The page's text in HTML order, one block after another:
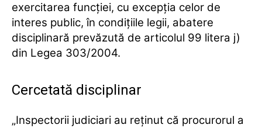
exercitarea funcţiei, cu excepţia celor de
interes public, în condiţiile legii, abatere
disciplinară prevăzută de articolul 99 litera j)
din Legea 303/2004.
Cercetată disciplinar
„Inspectorii judiciari au reţinut că procurorul a